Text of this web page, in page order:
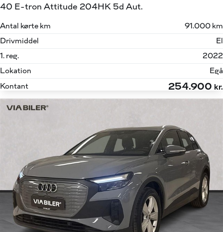
40 E-tron Attitude 204HK 5d Aut.
Antal kørte km
91.000 km
Drivmiddel
El
1. reg.
2022
Lokation
Egå
Kontant
254.900 kr.